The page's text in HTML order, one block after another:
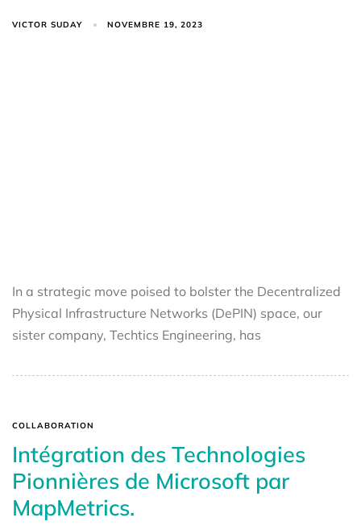
VICTOR SUDAY NOVEMBRE 19, 2023
In a strategic move poised to bolster the Decentralized
Physical Infrastructure Networks (DePIN) space, our
sister company, Techtics Engineering, has
COLLABORATION
Intégration des Technologies
Pionnières de Microsoft par
MapMetrics.